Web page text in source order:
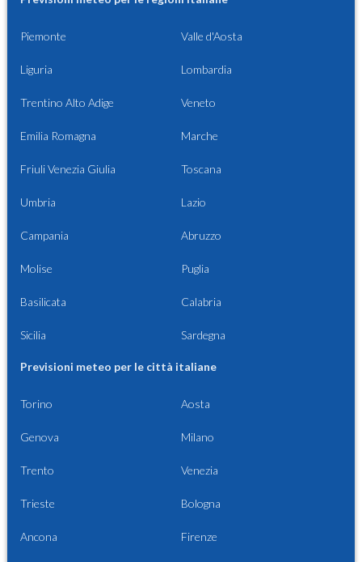
Piemonte Valle d'Aosta
Liguria Lombardia
Trentino Alto Adige Veneto
Emilia Romagna Marche
Friuli Venezia Giulia Toscana
Umbria Lazio
Campania Abruzzo
Molise Puglia
Basilicata Calabria
Sicilia Sardegna
Previsioni meteo per le città italiane
Torino Aosta
Genova Milano
Trento Venezia
Trieste Bologna
Ancona Firenze